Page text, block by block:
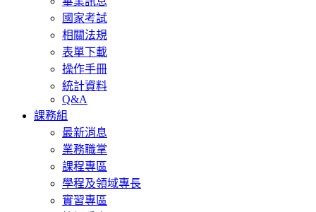
國家考試
相關法規
表單下載
操作手冊
統計資料
Q&A
課務組
最新消息
業務職掌
課程專區
學程及領域專長
實習專區